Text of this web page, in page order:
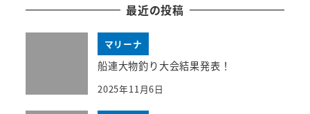
最近の投稿
マリーナ
船連大物釣り大会結果発表！
2025年11月6日